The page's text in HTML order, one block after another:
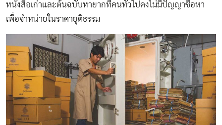
หนังสือเก่าและต้นฉบับหายากที่คนทั่วไปคงไม่มีปัญญาซื้อหา
เพื่อจำหน่ายในราคายุติธรรม